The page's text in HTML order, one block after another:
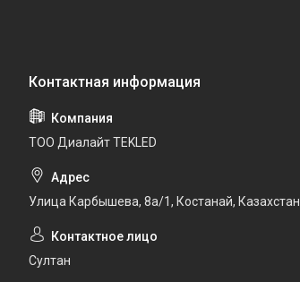
ТОО Диалайт TEKLED
Улица Карбышева, 8а/1, Костанай, Казахстан
Султан